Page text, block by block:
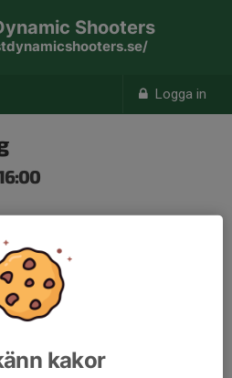
Logga in
Shooters
kakor